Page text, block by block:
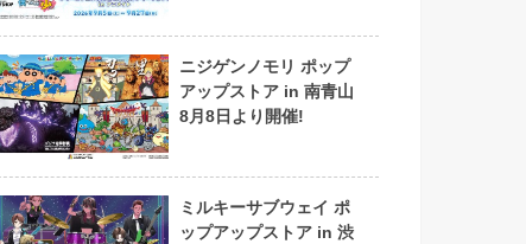
ニジゲンノモリ ポップ
アップストア in 南青山
8月8日より開催!
ミルキーサブウェイ ポ
ップアップストア in 渋